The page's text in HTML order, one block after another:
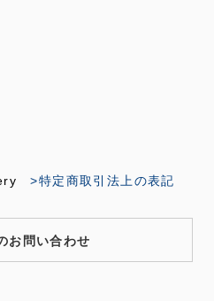
>特定商取引法上の表記
お問い合わせ